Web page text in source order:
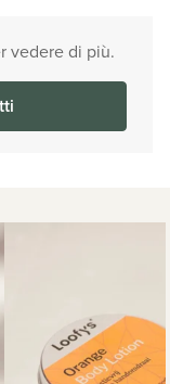
vedere di più.